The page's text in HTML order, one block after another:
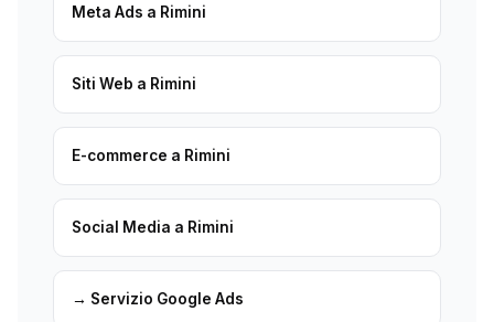
Meta Ads a Rimini
Siti Web a Rimini
E-commerce a Rimini
Social Media a Rimini
→ Servizio Google Ads